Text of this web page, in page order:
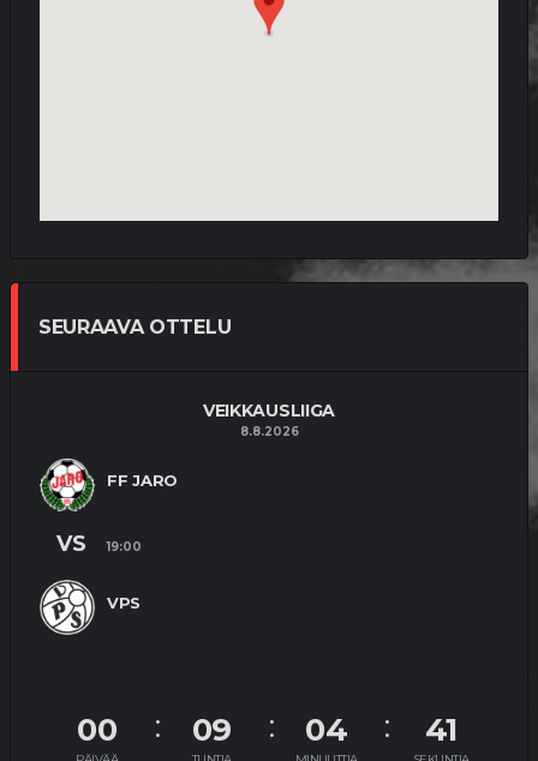
SEURAAVA OTTELU
VEIKKAUSLIIGA
8.8.2026
FF JARO
VPS
VS 19:00
00 09 04 41